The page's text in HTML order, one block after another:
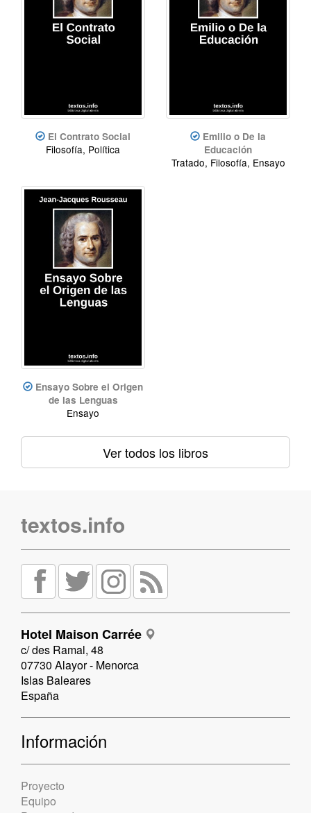
El Contrato Social
Filosofía, Política
Emilio o De la
Educación
Tratado, Filosofía, Ensayo
Ensayo Sobre el Origen
de las Lenguas
Ensayo
Ver todos los libros
textos.info
Hotel Maison Carrée
c/ des Ramal, 48
07730 Alayor - Menorca
Islas Baleares
España
Información
Proyecto
Equipo